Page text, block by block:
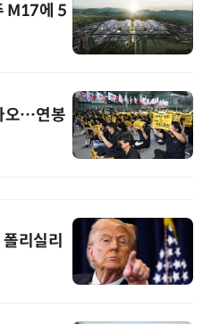
M17에 5
오…연봉
리실리